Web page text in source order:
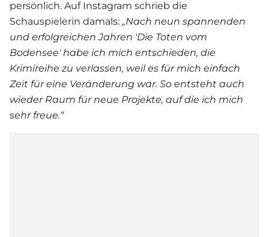
persönlich. Auf Instagram schrieb die
Schauspielerin damals: „Nach neun spannenden
und erfolgreichen Jahren 'Die Toten vom
Bodensee' habe ich mich entschieden, die
Krimireihe zu verlassen, weil es für mich einfach
Zeit für eine Veränderung war. So entsteht auch
wieder Raum für neue Projekte, auf die ich mich
sehr freue.“